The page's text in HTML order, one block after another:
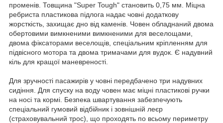
променів. Товщина "Super Tough" становить 0,75 мм. Міцна
ребриста пластикова підлога надає човні додаткову
жорсткість, захищає дно від каменів. Човен обладнаний двома
обертовими вимкненими вимкненими для веселощами,
двома фіксаторами веселощів, спеціальним кріпленням для
підвісного мотора та двома тримачами для вудок. Є надувний
кіль для кращої маневреності.
Для зручності пасажирів у човні передбачено три надувних
сидіння. Для спуску на воду човен має міцні пластикові ручки
на носі та кормі. Безпека швартування забезпечують
спеціальний гумовий відбійник і зовнішній леєр
(страховувальний трос), що проходять по всьому периметру